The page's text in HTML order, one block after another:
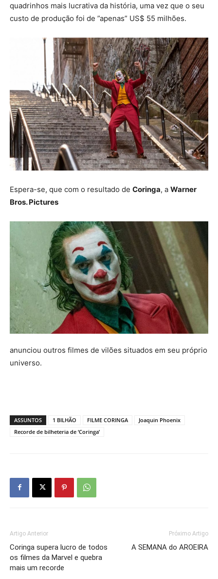
quadrinhos mais lucrativa da história, uma vez que o seu
custo de produção foi de ”apenas” US$ 55 milhões.
Espera-se, que com o resultado de Coringa, a Warner
Bros. Pictures
anunciou outros filmes de vilões situados em seu próprio
universo.
ASSUNTOS 1 BILHÃO FILME CORINGA
Joaquin Phoenix
Recorde de bilheteria de ‘Coringa’
Artigo Anterior
Coringa supera lucro de todos
os filmes da Marvel e quebra
mais um recorde
Próximo Artigo
A SEMANA do AROEIRA